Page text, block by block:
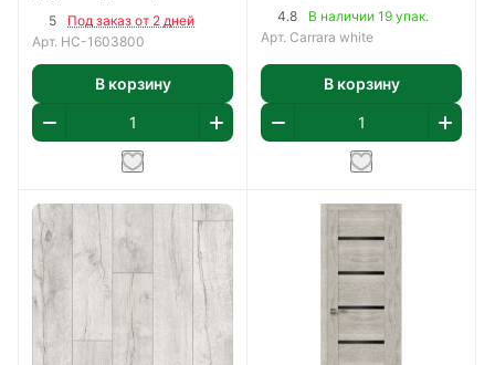
5
Под заказ от 2 дней
Арт. НС-1603800
В корзину
4.8
В наличии 19 упак.
Арт. Carrara white
В корзину